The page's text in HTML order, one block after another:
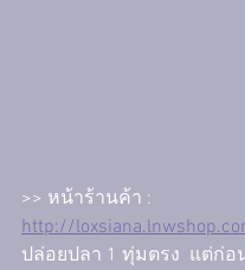
>> หน้าร้านค้า :
http://
ปล่อยปลา 1 ทุ่มตรง  แต่ก่